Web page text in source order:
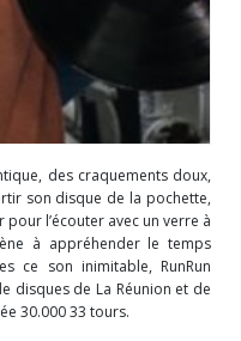
des craquements doux,
son disque de la pochette,
l’écouter avec un verre à
à appréhender le temps
ce son inimitable, RunRun
disques de La Réunion et de
30.000 33 tours.